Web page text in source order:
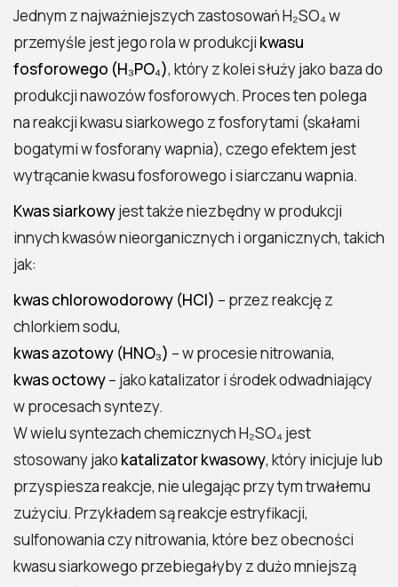
Jednym z najważniejszych zastosowań H₂SO₄ w
przemyśle jest jego rola w produkcji kwasu
fosforowego (H₃PO₄), który z kolei służy jako baza do
produkcji nawozów fosforowych. Proces ten polega
na reakcji kwasu siarkowego z fosforytami (skałami
bogatymi w fosforany wapnia), czego efektem jest
wytrącanie kwasu fosforowego i siarczanu wapnia.
Kwas siarkowyjest także niezbędny w produkcji
innych kwasów nieorganicznych i organicznych, takich
jak:
kwas chlorowodorowy (HCl) – przez reakcję z
chlorkiem sodu,
kwas azotowy (HNO₃) – w procesie nitrowania,
kwas octowy– jako katalizator i środek odwadniający
w procesach syntezy.
W wielu syntezach chemicznych H₂SO₄ jest
stosowany jako katalizator kwasowy, który inicjuje lub
przyspiesza reakcje, nie ulegając przy tym trwałemu
zużyciu. Przykładem są reakcje estryfikacji,
sulfonowania czy nitrowania, które bez obecności
kwasu siarkowego przebiegałyby z dużo mniejszą